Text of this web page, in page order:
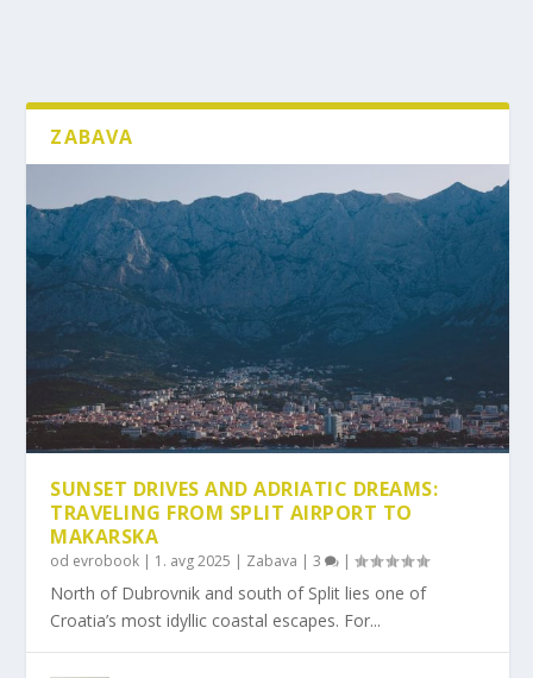
ZABAVA
SUNSET DRIVES AND ADRIATIC DREAMS:
TRAVELING FROM SPLIT AIRPORT TO
MAKARSKA
od evrobook | 1. avg 2025 | Zabava |3 |
North of Dubrovnik and south of Split lies one of
Croatia’s most idyllic coastal escapes. For...